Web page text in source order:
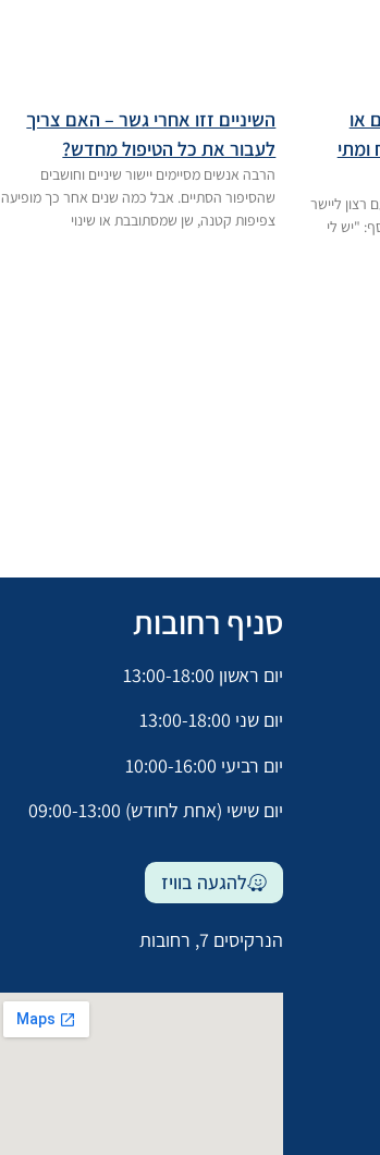
או
ומתי
מגיעים עם רצון ליישר
"יש לי
השיניים זזו אחרי גשר – האם צריך
לעבור את כל הטיפול מחדש?
הרבה אנשים מסיימים יישור שיניים וחושבים
שהסיפור הסתיים. אבל כמה שנים אחר כך מופיעה
צפיפות קטנה, שן שמסתובבת או שינוי
סניף רחובות
יום ראשון 13:00-18:00
יום שני 13:00-18:00
יום רביעי 10:00-16:00
יום שישי (אחת לחודש) 09:00-13:00
להגעה בוויז
הנרקיסים 7, רחובות